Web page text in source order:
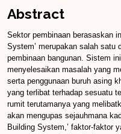
Abstract
Sektor pembinaan berasaskan
System’ merupakan salah satu
pembinaan bangunan. Sistem
menyelesaikan masalah yang
serta penggunaan buruh asing
yang terlibat terhadap sesuatu
rumit terutamanya yang
akan mengupas sejauhmana
Building System,’ faktor-faktor